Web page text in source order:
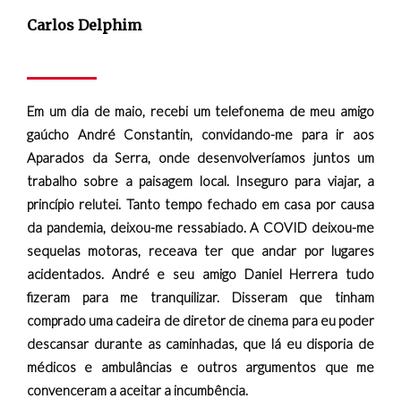
Carlos Delphim
Em um dia de maio, recebi um telefonema de meu amigo
gaúcho André Constantin, convidando-me para ir aos
Aparados da Serra, onde desenvolveríamos juntos um
trabalho sobre a paisagem local. Inseguro para viajar, a
princípio relutei. Tanto tempo fechado em casa por causa
da pandemia, deixou-me ressabiado. A COVID deixou-me
sequelas motoras, receava ter que andar por lugares
acidentados. André e seu amigo Daniel Herrera tudo
fizeram para me tranquilizar. Disseram que tinham
comprado uma cadeira de diretor de cinema para eu poder
descansar durante as caminhadas, que lá eu disporia de
médicos e ambulâncias e outros argumentos que me
convenceram a aceitar a incumbência.